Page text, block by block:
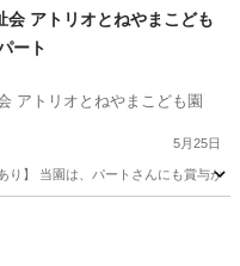
会 アトリオとねやまこども
ート
アトリオとねやまこども園
5月25日
り】 当園は、パートさんにも賞与